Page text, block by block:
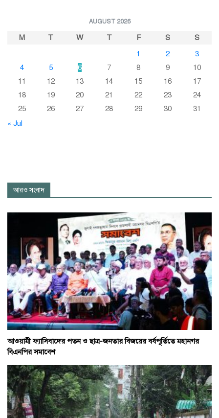
AUGUST 2026
M T W T F S
S
1
2
3
4
5 6 7 8 9
10
11
12 13 14 15 16
17
18
19 20 21 22 23
24
25
26 27 28 29 30
31
« Jul
আরও সংবাদ
আওয়ামী ফ্যাসিবাদের পতন ও ছাত্র-জনতার বিজয়ের বর্ষপূর্তিতে মহানগর
বিএনপির সমাবেশ